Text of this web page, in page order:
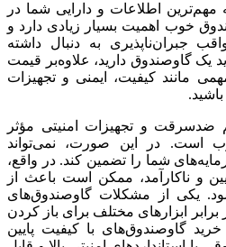
اطلاعات و دارایی شما در
خوب اهمیت بسیار زیادی دارد و
جبران‌ناپذیری به دنبال داشته
یک گاوصندوق دارید، علاوه‌بر قیمت
مانند کیفیت، ایمنی و تجهیزات
و تجهیزات امنیتی مؤثر
است. در این صورت، نمی‌تواند
شما را تضمین کند. در واقع،
و ناکارآمد، ممکن است باعث از
یکی از مشکلات گاوصندوق‌های
ابزارهای مختلف برای باز کردن
گاوصندوق‌های با کیفیت پایین